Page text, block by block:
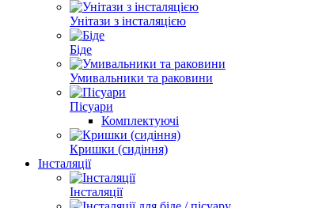
Унітази з інсталяцією
Біде
Умивальники та раковини
Пісуари
Комплектуючі
Кришки (сидіння)
Інсталяції
Інсталяції